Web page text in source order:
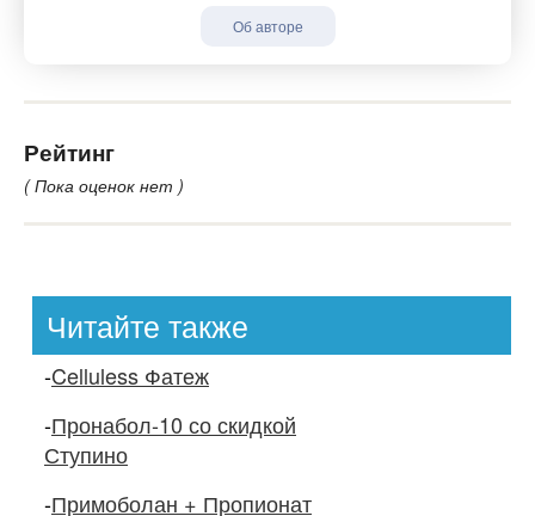
Об авторе
Рейтинг
( Пока оценок нет )
Читайте также
-Celluless Фатеж
-Пронабол-10 со скидкой
Ступино
-Примоболан + Пропионат